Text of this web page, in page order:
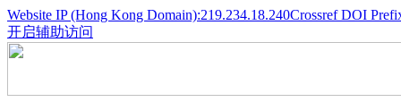
Website IP (Hong Kong Domain):219.234.18.240Crossref DOI
开启辅助访问